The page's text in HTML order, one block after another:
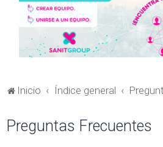
Inicio Índice general
Preguntas Frecuentes